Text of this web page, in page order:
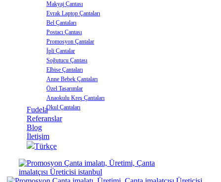
Makyaj Çantası
Evrak Laptop Çantaları
Bel Çantaları
Postacı Çantası
Promosyon Çantalar
İpli Çantalar
Soğutucu Çantası
Elbise Çantaları
Anne Bebek Çantaları
Özel Tasarımlar
Anaokulu Kreş Çantaları
Okul Çantaları
Fudela
Referanslar
Blog
İletişim
Türkçe